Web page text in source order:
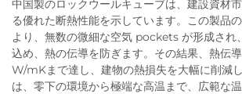
中国製のロックウールキューブは、建設資材
る優れた断熱性能を示しています。この製品
より、無数の微細な空気 pockets が形成され
込め、熱の伝導を防ぎます。その結果、熱伝
W/mKまで達し、建物の熱損失を大幅に削減
は、零下の環境から極端な高温まで、広範な